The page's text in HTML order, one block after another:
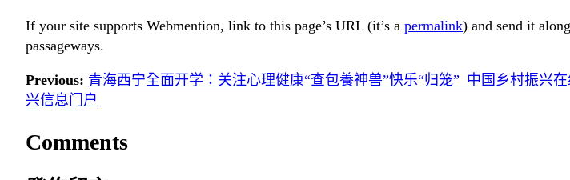
If your site supports Webmention, link to this page’s URL (it’s a permalink) and send it
passageways.
Previous: 青海西宁全面开学：关注心理健康“查包養神兽”快乐“归笼”_中国乡村振兴
兴信息门户
Comments